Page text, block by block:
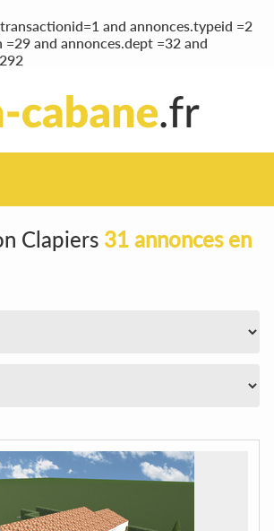
and annonces.typeid =2
=29 and annonces.dept =32 and
Clapiers 31 annonces en